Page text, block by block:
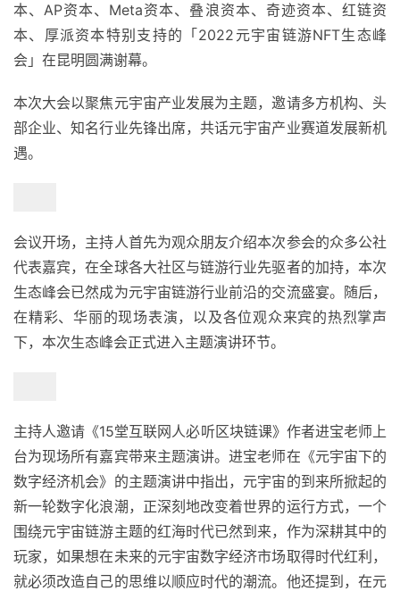
本、AP资本、Meta资本、叠浪资本、奇迹资本、红链资
本、厚派资本特别支持的「2022元宇宙链游NFT生态峰
会」在昆明圆满谢幕。
本次大会以聚焦元宇宙产业发展为主题，邀请多方机构、头
部企业、知名行业先锋出席，共话元宇宙产业赛道发展新机
遇。
会议开场，主持人首先为观众朋友介绍本次参会的众多公社
代表嘉宾，在全球各大社区与链游行业先驱者的加持，本次
生态峰会已然成为元宇宙链游行业前沿的交流盛宴。随后，
在精彩、华丽的现场表演，以及各位观众来宾的热烈掌声
下，本次生态峰会正式进入主题演讲环节。
主持人邀请《15堂互联网人必听区块链课》作者进宝老师上
台为现场所有嘉宾带来主题演讲。进宝老师在《元宇宙下的
数字经济机会》的主题演讲中指出，元宇宙的到来所掀起的
新一轮数字化浪潮，正深刻地改变着世界的运行方式，一个
围绕元宇宙链游主题的红海时代已然到来，作为深耕其中的
玩家，如果想在未来的元宇宙数字经济市场取得时代红利，
就必须改造自己的思维以顺应时代的潮流。他还提到，在元